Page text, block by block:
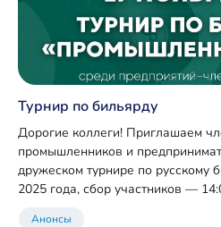
Турнир по бильярду
Дорогие коллеги! Приглашаем
промышленников и
дружеском турнире по русскому
2025 года, сбор участников — 14:00; начало игр — 15:00.
Анонсы